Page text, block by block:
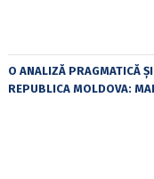
O ANALIZĂ PRAGMATICĂ
REPUBLICA MOLDOVA: